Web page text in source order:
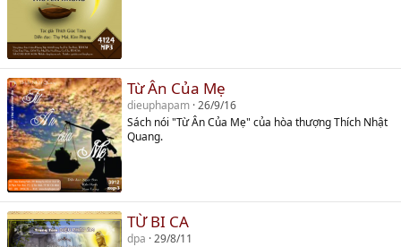
Từ Ân Của Mẹ
dieuphapam 26/9/16
Sách nói "Từ Ân Của Mẹ" của hòa thượng Thích Nhật
Quang.
TỪ BI CA
dpa 29/8/11